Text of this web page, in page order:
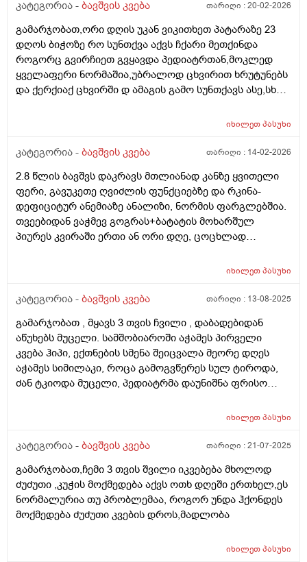
კატეგორია - ბავშვის კვება თარიღი :20-02-2026
გამარჯობათ,ორი დღის უკან ვიკითხეთ პატარაზე 23
დღოს ბიჭოზე რო სუნთქვა აქვს ჩქარი მეთქინდა
როგორც გვირჩიეთ გვყავდა პედიატრთან,მოკლედ
ყველაფერი ნორმაშია,უბრალოდ ცხვირით ხრუტუნებს
და ქერქიაქ ცხვირში დ ამაგის გამო სუნთქავს ასე,სხვა
დღის 4.600 დღეს ავწონეთ,ჭამს სიმილაკ გოლდ 1.
კიდევ უნდა,ამ საღამოთი არაფრით არ დაიძინა,90
სოსკას ისე წოვს ლამის გახიოს და ასეთ დროს 120 გრ
რო მივცეთ რამე დაშავდება?როცა მივეცით 120 გრ
შეჭამა და კაი ნაქეიფარივით გატრუნული იყო და
ეძინა კარგად,რას გვირჩევთ არ აღებინებს და
პირიქით ეძებს და გადავიყვანოთ პირდაპირ 120
როგორ ჯობია?და რას იტყვით კიდევ სიმილაკი
ორი ჭამა?ახალ დაბადებულზე მიცეს კლინიკაში და
დაკრისტალებული გავიდა კუჭშიო და ვერ მოინელაო
და ახლა ისეა რო არც ბოთლებს იწუნებს ნებისმიერი
სოსკიდან ჭამს ოღონდ ვაჭამოთ,პედიატრმა კი
გვითხრა ისე რო ცოტა ბევრიაო 120 გრამიო მაგრამ
გიჟადაა ქცეული და რავქნაათ?
იხილეთპასუხი
კატეგორია - ბავშვის კვება თარიღი : 14-02-2026
2.8 წლის ბავშვს დაკრავს მთლიანად კანზე ყვითელი
ფერი, გავუკეთე ღვიძლის ფუნქციებზე და რკინა-
დეფიციტურ ანემიაზე ანალიზი, ნორმის ფარგლებშია.
თვეებიდან ვაჭმევ გოგრას+ბატატის მოხარშულ
პიურეს კვირაში ერთი ან ორი დღე, ცოცხლად
სეზონზე მანდარინსაც საკმაოდ ბევრს მიირთმევდა.
სხვა რამე ანალიზი გავუკეთო კიდევ? ბავშვი აქტიურია
იხილეთპასუხი
კატეგორია - ბავშვის კვება თარიღი : 13-08-2025
გამარჯობათ , მყავს 3 თვის ჩვილი , დაბადებიდან
აწუხებს მუცელი. სამშობიაროში აჭამეს პირველი
კვება ჰიპი, ექთნების სმენა შეიცვალა მეორე დღეს
აჭამეს სიმილაკი, როცა გამოგვწერეს სულ ტიროდა,
ძან ტკიოდა მუცელი, პედიატრმა დაუნიშნა ფრისო
კურკლებივით გადიოდა ბავშვი, დაუნიშნა პეპ აცე, პეპ
კომფორტ არ, ჰიპის კომფორტიც ვაჭამე,
გააგიჟა. გაზების წამლები უარეს უშვრება. და ბოლოს
ფრისო მულტიო მიიღო კარგად, გაზები ისევ აწუხებს
მაგრამ არ ტირის, ვაჭმევ ფრისო მულტიოს 2 თვიდან.
თხის რძეს აქებს ბევრი და როგორია??? . ორი კვირაა
ხმები და ბოლომდე არ ჭამდა, პედიატრმა დაუნიშნა
იხილეთპასუხი
კატეგორია - ბავშვის კვება თარიღი :21-07-2025
გამარჯობათ,ჩემი 3 თვის შვილი იკვებება მხოლოდ
ძუძუთი ,კუჭის მოქმედება აქვს ოთხ დღეში ერთხელ,ეს
ნორმალურია თუ პრობლემაა, როგორ უნდა ჰქონდეს
მოქმედება ძუძუთი კვების დროს,მადლობა
იხილეთპასუხი